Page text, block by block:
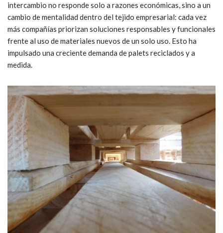
intercambio no responde solo a razones económicas, sino a un
cambio de mentalidad dentro del tejido empresarial: cada vez
más compañías priorizan soluciones responsables y funcionales
frente al uso de materiales nuevos de un solo uso. Esto ha
impulsado una creciente demanda de palets reciclados y a
medida.